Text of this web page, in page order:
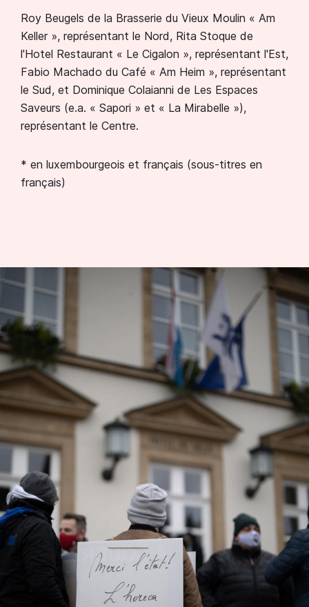
Roy Beugels de la Brasserie du Vieux Moulin « Am
Keller », représentant le Nord, Rita Stoque de
l'Hotel Restaurant « Le Cigalon », représentant l'Est,
Fabio Machado du Café « Am Heim », représentant
le Sud, et Dominique Colaianni de Les Espaces
Saveurs (e.a. « Sapori » et « La Mirabelle »),
représentant le Centre.
* en luxembourgeois et français (sous-titres en
français)